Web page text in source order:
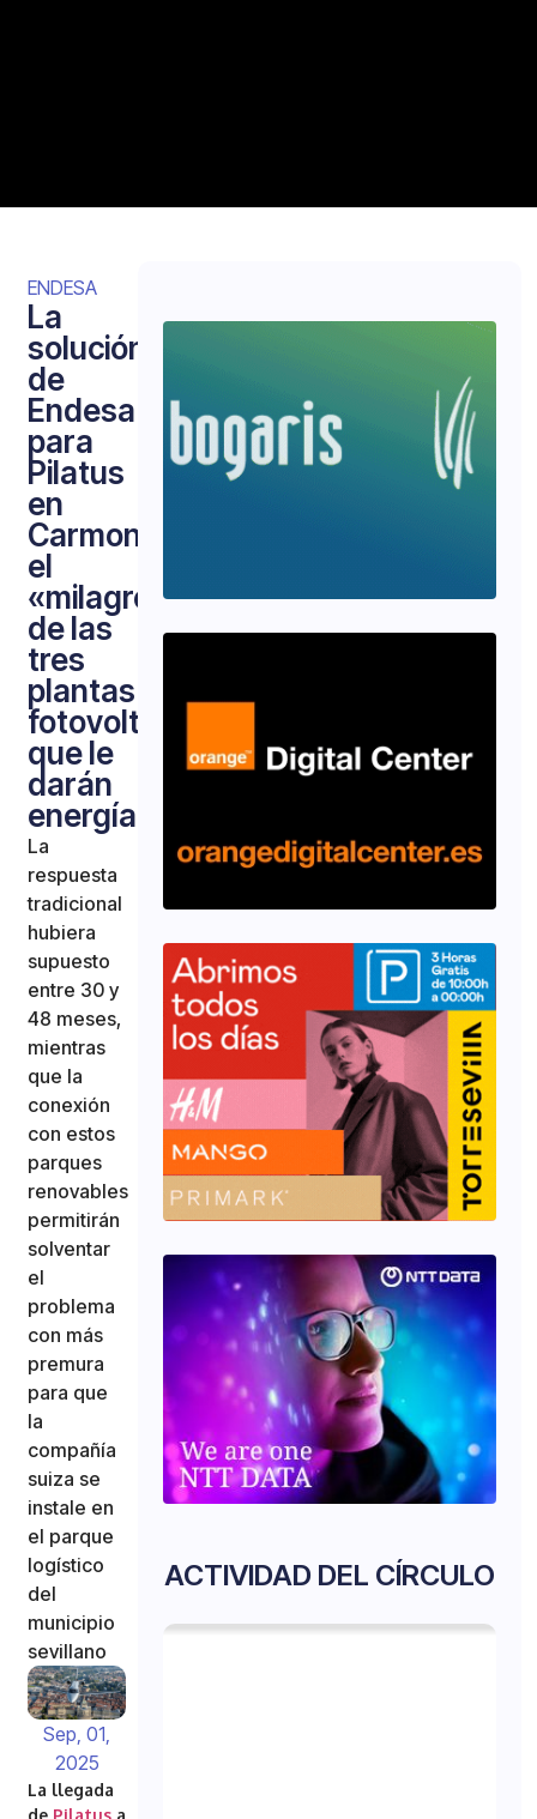
ENDESA
La
solución
de
Endesa
para
Pilatus
en
Carmona:
el
«milagro»
de las
tres
plantas
fotovoltaicas
que le
darán
energía
La
respuesta
tradicional
hubiera
supuesto
entre 30 y
48 meses,
mientras
que la
conexión
con estos
parques
renovables
permitirán
solventar
el
problema
con más
premura
para que
la
compañía
suiza se
instale en
el parque
logístico
del
municipio
sevillano
Sep, 01,
2025
La llegada
de Pilatus a
ACTIVIDAD DEL CÍRCULO